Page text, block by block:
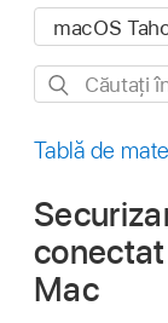
Căutați
acest
Tablă de
Mac